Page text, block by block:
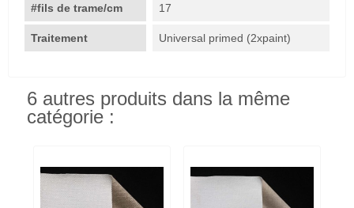
#fils de trame/cm 17
Traitement Universal primed (2xpaint)
6 autres produits dans la même
catégorie :